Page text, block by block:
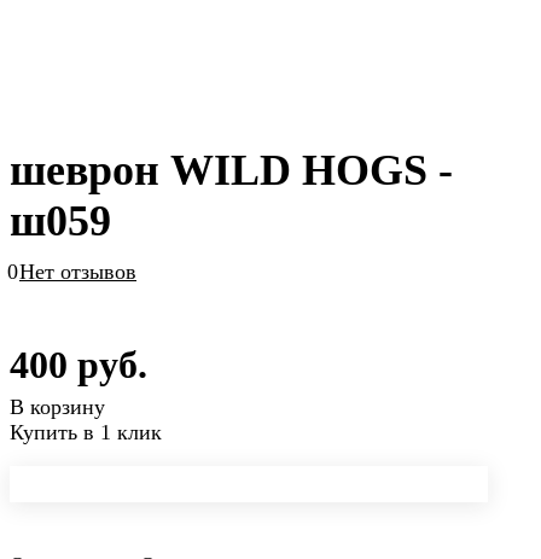
шеврон WILD HOGS -
ш059
0Нет отзывов
400 руб.
В корзину
Купить в 1 клик